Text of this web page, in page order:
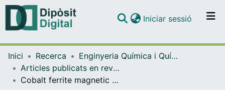
Navega per tot el DD
Iniciar sessió (current)
Inici Recerca
Enginyeria Química i Química Analítica
Articles publicats en revistes (Enginyeria Química i Química Analítica)
Cobalt ferrite magnetic nanoparticles as stirring actuators to improve UV–Vis spectroelectrochemical measurements in normal reflection mode.